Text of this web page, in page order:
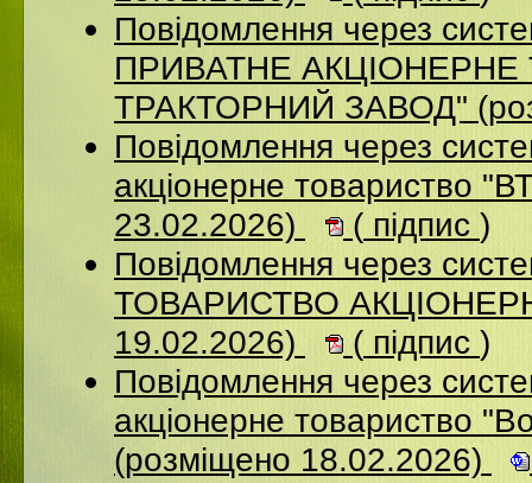
Повідомлення через
ПРИВАТНЕ АКЦIОНЕРНЕ
ТРАКТОРНИЙ ЗАВОД"
Повідомлення через
акціонерне товариство
23.02.2026)
( підпис )
Повідомлення через
ТОВАРИСТВО
19.02.2026)
( підпис )
Повідомлення через
акціонерне товариство
(розміщено 18.02.2026)